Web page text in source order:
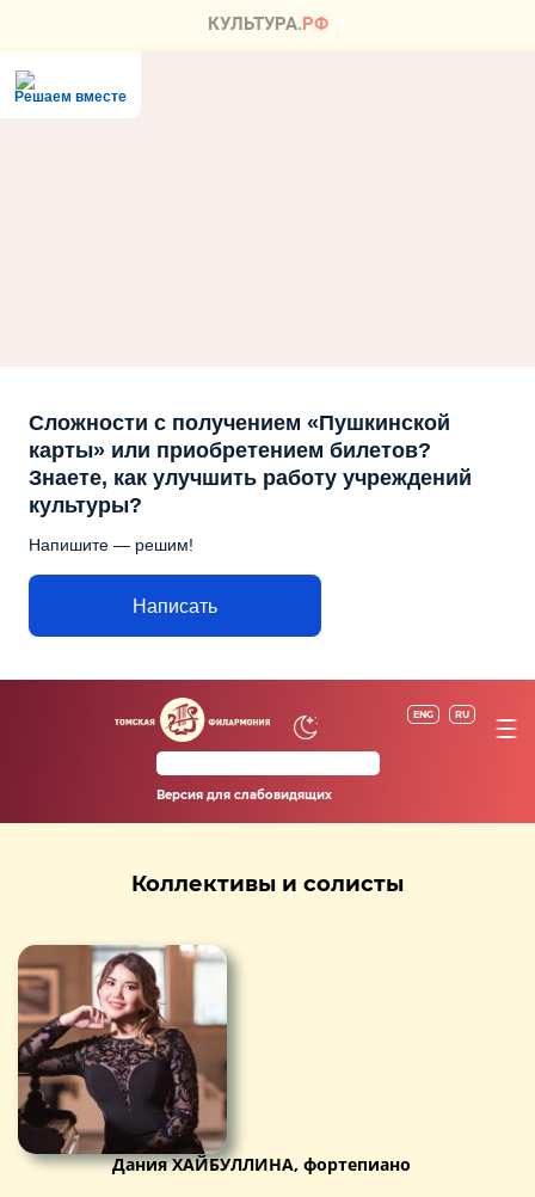
Решаем вместе
Сложности с получением «Пушкинской
карты» или приобретением билетов?
Знаете, как улучшить работу учреждений
культуры?
Напишите — решим!
Написать
ENG RU
Версия для слабовидящих
Коллективы и солисты
Дания ХАЙБУЛЛИНА, фортепиано